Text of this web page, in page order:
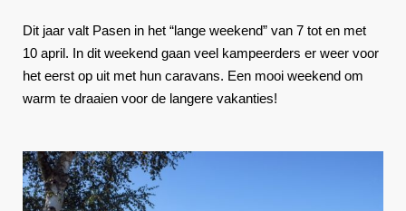
Dit jaar valt Pasen in het “lange weekend” van 7 tot en met
10 april. In dit weekend gaan veel kampeerders er weer voor
het eerst op uit met hun caravans. Een mooi weekend om
warm te draaien voor de langere vakanties!